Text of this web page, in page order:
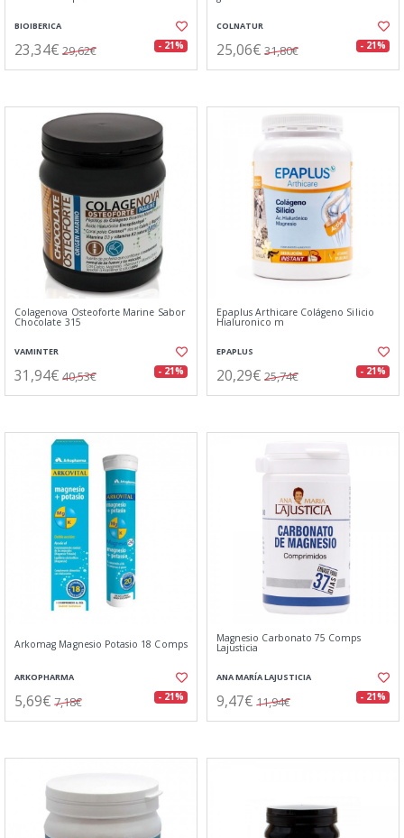
BIOIBERICA
23,34€ 29,62€ - 21%
COLNATUR
25,06€ 31,80€ - 21%
Colagenova Osteoforte Marine Sabor
Chocolate 315
VAMINTER
31,94€ 40,53€ - 21%
Epaplus Arthicare Colágeno Silicio
Hialuronico m
EPAPLUS
20,29€ 25,74€ - 21%
Arkomag Magnesio Potasio 18 Comps
ARKOPHARMA
5,69€ 7,18€ - 21%
Magnesio Carbonato 75 Comps
Lajusticia
ANA MARÍA LAJUSTICIA
9,47€ 11,94€ - 21%